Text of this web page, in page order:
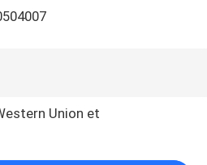
Union et